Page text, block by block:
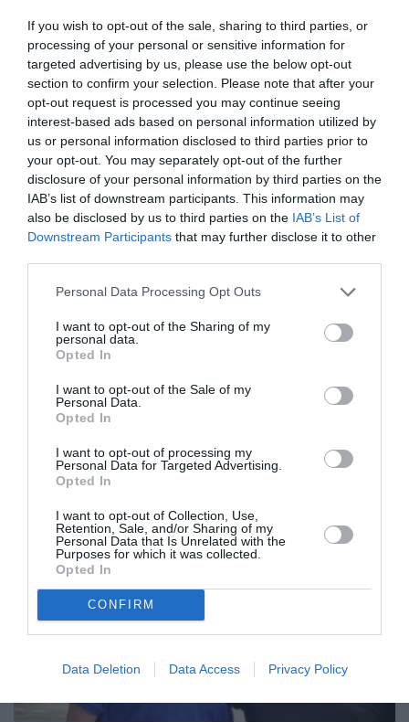
If you wish to opt-out of the sale, sharing to third parties, or
processing of your personal or sensitive information for
targeted advertising by us, please use the below opt-out
section to confirm your selection. Please note that after your
opt-out request is processed you may continue seeing
interest-based ads based on personal information utilized by
us or personal information disclosed to third parties prior to
your opt-out. You may separately opt-out of the further
disclosure of your personal information by third parties on the
IAB’s list of downstream participants. This information may
also be disclosed by us to third parties on the IAB’s List of
Downstream Participants that may further disclose it to other
Personal Data Processing Opt Outs
I want to opt-out of the Sharing of my
personal data.
Opted In
I want to opt-out of the Sale of my
Personal Data.
Opted In
I want to opt-out of processing my
Personal Data for Targeted Advertising.
Opted In
I want to opt-out of Collection, Use,
Retention, Sale, and/or Sharing of my
Personal Data that Is Unrelated with the
Purposes for which it was collected.
Opted In
CONFIRM
Data Deletion Data Access Privacy Policy
Γιώργος Τσούνης: Αναδυόμενος
ενεργειακός κόμβος η Ελλάδα
10/09/2022 12:01
Αναδυόμενο ενεργειακό κόμβο χαρακτήρισε την
Ελλάδα ο Αμερικανός πρέσβης Τζορτζ Τσούνης,
EUROPE...